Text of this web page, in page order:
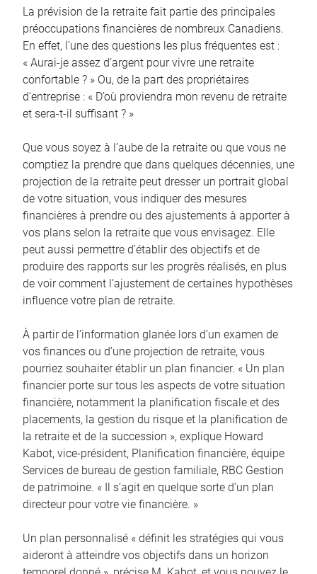
La prévision de la retraite fait partie des principales
préoccupations financières de nombreux Canadiens.
En effet, l’une des questions les plus fréquentes est :
« Aurai-je assez d’argent pour vivre une retraite
confortable ? » Ou, de la part des propriétaires
d’entreprise : « D’où proviendra mon revenu de retraite
et sera-t-il suffisant ? »
Que vous soyez à l’aube de la retraite ou que vous ne
comptiez la prendre que dans quelques décennies, une
projection de la retraite peut dresser un portrait global
de votre situation, vous indiquer des mesures
financières à prendre ou des ajustements à apporter à
vos plans selon la retraite que vous envisagez. Elle
peut aussi permettre d’établir des objectifs et de
produire des rapports sur les progrès réalisés, en plus
de voir comment l’ajustement de certaines hypothèses
influence votre plan de retraite.
À partir de l’information glanée lors d’un examen de
vos finances ou d’une projection de retraite, vous
pourriez souhaiter établir un plan financier. « Un plan
financier porte sur tous les aspects de votre situation
financière, notamment la planification fiscale et des
placements, la gestion du risque et la planification de
la retraite et de la succession », explique Howard
Kabot, vice-président, Planification financière, équipe
Services de bureau de gestion familiale, RBC Gestion
de patrimoine. « Il s’agit en quelque sorte d’un plan
directeur pour votre vie financière. »
Un plan personnalisé « définit les stratégies qui vous
aideront à atteindre vos objectifs dans un horizon